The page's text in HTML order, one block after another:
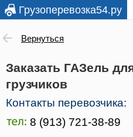
Грузоперевозка54.ру
Вернуться
Заказать ГАЗель
грузчиков
Контакты перевозчика: